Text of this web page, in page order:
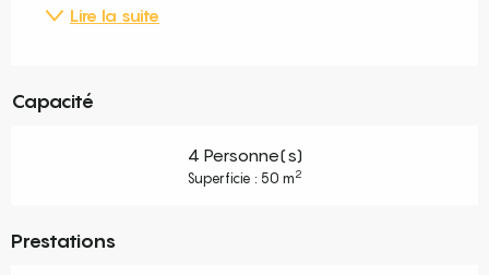
Lire la suite
Capacité
4 Personne(s)
Superficie : 50 m2
Prestations